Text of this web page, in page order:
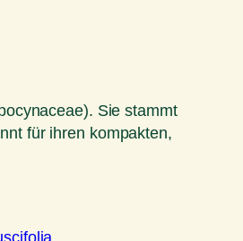
Sie stammt
für ihren kompakten,